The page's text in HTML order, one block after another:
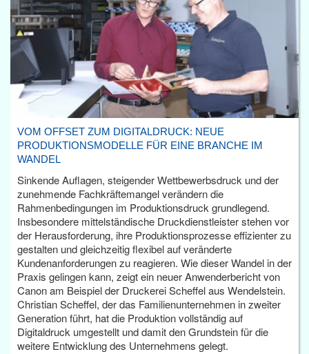
VOM OFFSET ZUM DIGITALDRUCK: NEUE
PRODUKTIONSMODELLE FÜR EINE BRANCHE IM
WANDEL
Sinkende Auflagen, steigender Wettbewerbsdruck und der
zunehmende Fachkräftemangel verändern die
Rahmenbedingungen im Produktionsdruck grundlegend.
Insbesondere mittelständische Druckdienstleister stehen vor
der Herausforderung, ihre Produktionsprozesse effizienter zu
gestalten und gleichzeitig flexibel auf veränderte
Kundenanforderungen zu reagieren. Wie dieser Wandel in der
Praxis gelingen kann, zeigt ein neuer Anwenderbericht von
Canon am Beispiel der Druckerei Scheffel aus Wendelstein.
Christian Scheffel, der das Familienunternehmen in zweiter
Generation führt, hat die Produktion vollständig auf
Digitaldruck umgestellt und damit den Grundstein für die
weitere Entwicklung des Unternehmens gelegt.